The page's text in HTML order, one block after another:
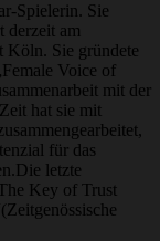
Spielerin. Sie
derzeit am
Köln. Sie gründete
Voice of
mit der
hat sie mit
für das
letzte
Key of Trust